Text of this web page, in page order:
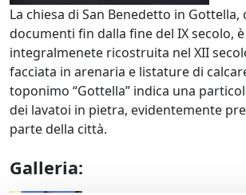
La chiesa di San Benedetto in Gottella,
documenti fin dalla fine del IX secolo,
integralmenete ricostruita nel XII
facciata in arenaria e listature di
toponimo “Gottella” indica una
dei lavatoi in pietra, evidentemente
parte della città.
Galleria: